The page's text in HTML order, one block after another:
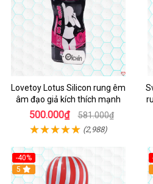
Lovetoy Lotus Silicon rung êm
âm đạo giả kích thích mạnh
500.000₫ 581.000₫
(2,988)
-40%
Hot
5